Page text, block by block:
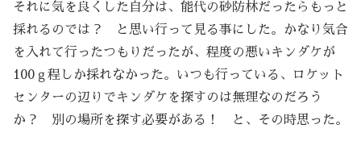
それに気を良くした自分は、能代の砂防林だったらもっと
採れるのでは？ と思い行って見る事にした。かなり気合
を入れて行ったつもりだったが、程度の悪いキンダケが
100ｇ程しか採れなかった。いつも行っている、ロケット
センターの辺りでキンダケを探すのは無理なのだろう
か？ 別の場所を探す必要がある！ と、その時思った。